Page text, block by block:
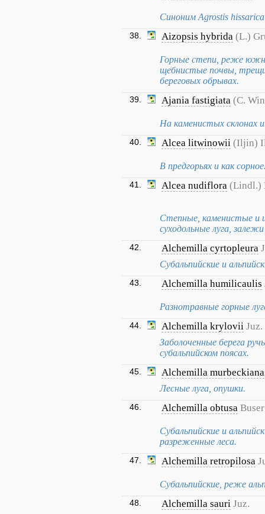
Синоним Agrostis hissarica
38. Aizopsis hybrida (L.)
Горные степи, реже
щебнистые почвы,
береговых обрывах.
39. Ajania fastigiata (C.
На каменистых склонах
40. Alcea litwinowii (Iljin)
В предгорьях и как
41. Alcea nudiflora (Lindl.)
Степные, каменистые и
суходольные луга,
42. Alchemilla cyrtopleura
Субальпийские и
43. Alchemilla humilicaulis
Разнотравные горные
44. Alchemilla krylovii Juz.
Заболоченные берега
субальпийском поясах.
45. Alchemilla murbeckiana
Лесные луга, опушки.
46. Alchemilla obtusa Buser
Субальпийские и
разреженные леса.
47. Alchemilla retropilosa
Субальпийские, реже
48. Alchemilla sauri Juz.